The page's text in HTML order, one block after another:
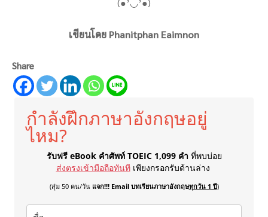
(●’◡’●)
เขียนโดย Phanitphan Eaimnon
Share
กำลังฝึกภาษาอังกฤษอยู่
ไหม?
รับฟรี eBook คำศัพท์ TOEIC 1,099 คำ ที่พบบ่อย
ส่งตรงเข้ามือถือทันที เพียงกรอกรับด้านล่าง
(สุ่ม 50 คน/วัน แจก!!! Email บทเรียนภาษาอังกฤษทุกวัน 1 ปี)